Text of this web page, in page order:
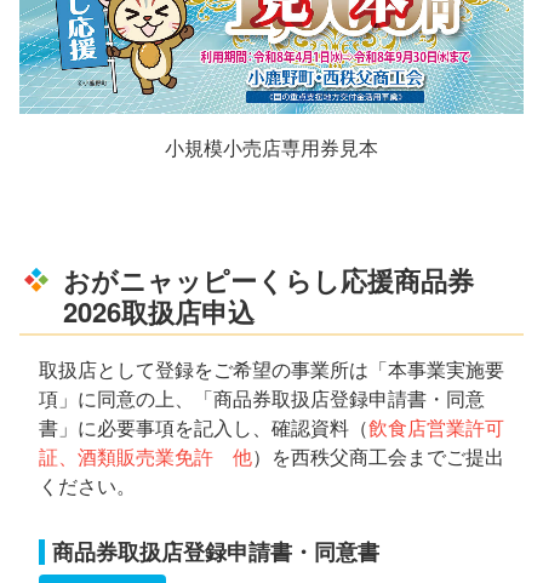
小規模小売店専用券見本
おがニャッピーくらし応援商品券
2026取扱店申込
取扱店として登録をご希望の事業所は「本事業実施要
項」に同意の上、「商品券取扱店登録申請書・同意
書」に必要事項を記入し、確認資料（飲食店営業許可
証、酒類販売業免許 他）を西秩父商工会までご提出
ください。
商品券取扱店登録申請書・同意書